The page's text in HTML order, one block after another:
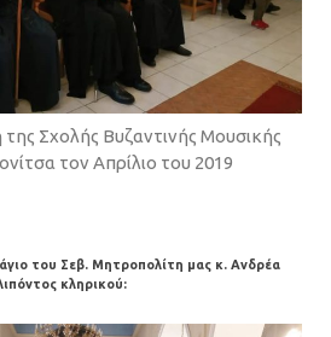
Σχολής Βυζαντινής Μουσικής
τον Απρίλιο του 2019
του Σεβ. Μητροπολίτη μας κ. Ανδρέα
κληρικού: